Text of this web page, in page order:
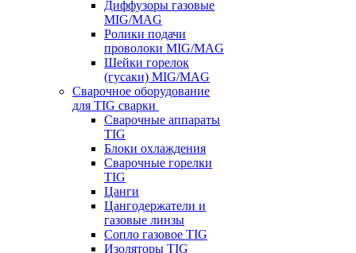
Диффузоры газовые
MIG/MAG
Ролики подачи
проволоки MIG/MAG
Шейки горелок
(гусаки) MIG/MAG
Сварочное оборудование
для TIG сварки
Сварочные аппараты
TIG
Блоки охлаждения
Сварочные горелки
TIG
Цанги
Цангодержатели и
газовые линзы
Сопло газовое TIG
Изоляторы TIG